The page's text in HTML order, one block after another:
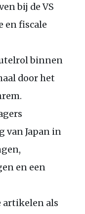
bij deVS
en fiscale
binnen
door het
van Japan in
en een
artikelen als